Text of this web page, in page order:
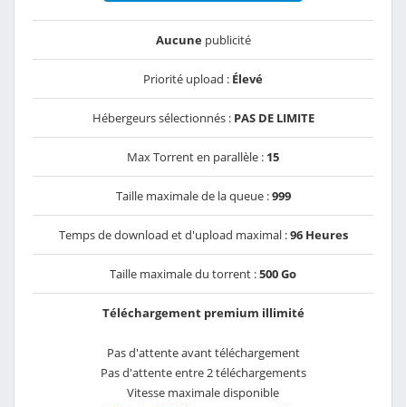
Aucunepublicité
Priorité upload : Élevé
Hébergeurs sélectionnés : PAS DE LIMITE
Max Torrent en parallèle : 15
Taille maximale de la queue :999
Temps de download et d'upload maximal :96 Heures
Taille maximale du torrent :500 Go
Téléchargement premium illimité
Pas d'attente avant téléchargement
Pas d'attente entre 2 téléchargements
Vitesse maximale disponible